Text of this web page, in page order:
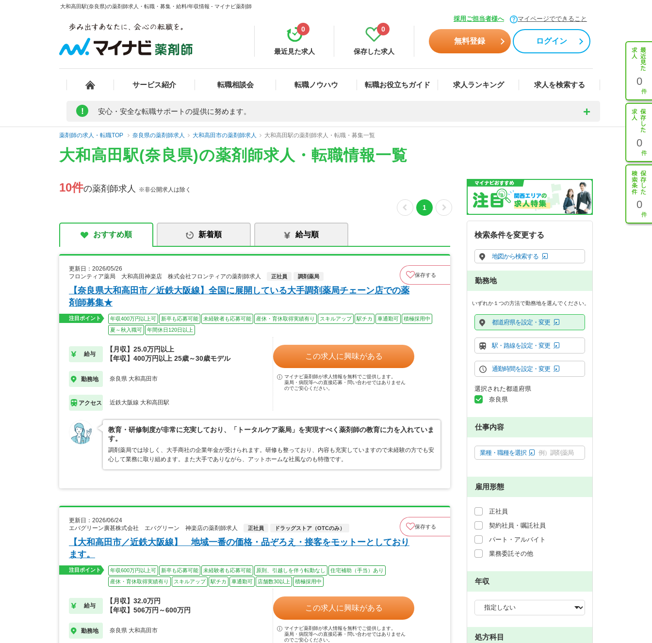
大和高田駅(奈良県)の薬剤師求人・転職・募集・給料/年収情報 - マイナビ薬剤師
採用ご担当者様へ マイページでできること
最近見た求人
0
保存した求人
0
無料登録 ログイン
サービス紹介 転職相談会 転職ノウハウ 転職お役立ちガイド 求人ランキング 求人を検索する 0
0
0
! 安心・安全な転職サポートの提供に努めます。
薬剤師の求人・転職TOP 奈良県の薬剤師求人 大和高田市の薬剤師求人 大和高田駅の薬剤師求人・転職・募集一覧
大和高田駅(奈良県)の薬剤師求人・転職情報一覧
10件の薬剤師求人 ※非公開求人は除く
1
おすすめ順 新着順 給与順
更新日：2026/05/26
フロンティア薬局 大和高田神楽店 株式会社フロンティアの薬剤師求人
正社員 調剤薬局 保存する
【奈良県大和高田市／近鉄大阪線】全国に展開している大手調剤薬局チェーン店での薬
剤師募集★
注目ポイント 年収400万円以上可 新卒も応募可能 未経験者も応募可能 産休・育休取得実績有り スキルアップ 駅チカ 車通勤可
積極採用中
夏～秋入職可
年間休日120日以上
給与
【月収】25.0万円以上
【年収】400万円以上 25歳～30歳モデル
勤務地 奈良県 大和高田市
アクセス 近鉄大阪線 大和高田駅
この求人に興味がある
マイナビ薬剤師が求人情報を無料でご提供します。
薬局・病院等への直接応募・問い合わせではありません
のでご安心ください。
教育・研修制度が非常に充実しており、「トータルケア薬局」を実現すべく薬剤師の教育に力を入れていま
す。
調剤薬局では珍しく、大手商社の企業年金が受けられます。研修も整っており、内容も充実していますので未経験の方でも安
心して業務に取り組めます。また大手でありながら、アットホームな社風なのも特徴です。
更新日：2026/06/24
エバグリーン廣甚株式会社 エバグリーン 神楽店の薬剤師求人
正社員 ドラッグストア（OTCのみ） 保存する
【大和高田市／近鉄大阪線】 地域一番の価格・品ぞろえ・接客をモットーとしており
ます。
注目ポイント 年収600万円以上可 新卒も応募可能 未経験者も応募可能 原則、引越しを伴う転勤なし
住宅補助（手当）あり
産休・育休取得実績有り
スキルアップ 駅チカ 車通勤可 店舗数30以上 積極採用中
給与
【月収】32.0万円
【年収】506万円～600万円
勤務地 奈良県 大和高田市
この求人に興味がある
マイナビ薬剤師が求人情報を無料でご提供します。
薬局・病院等への直接応募・問い合わせではありません
のでご安心ください。
検索条件を変更する
地図から検索する
勤務地
いずれか１つの方法で勤務地を選んでください。
都道府県を設定・変更
駅・路線を設定・変更
通勤時間を設定・変更
選択された都道府県
奈良県
仕事内容
業種・職種を選択 例）調剤薬局
雇用形態
正社員
契約社員・嘱託社員
パート・アルバイト
業務委託その他
年収
処方科目